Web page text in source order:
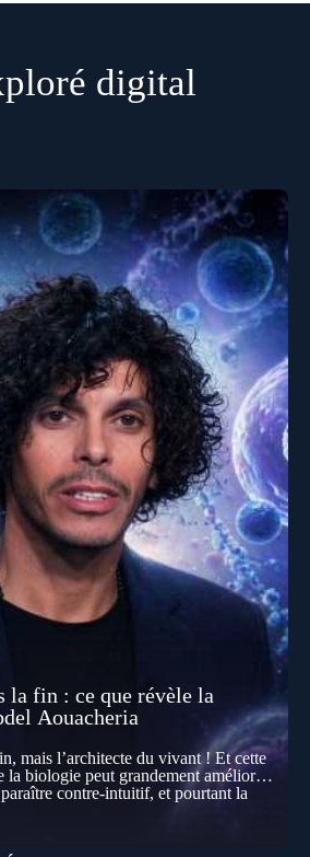
digital
la fin : ce que révèle la
Aouacheria
mais l’architecte du vivant ! Et cette
la biologie peut grandement améliorer
contre-intuitif, et pourtant la